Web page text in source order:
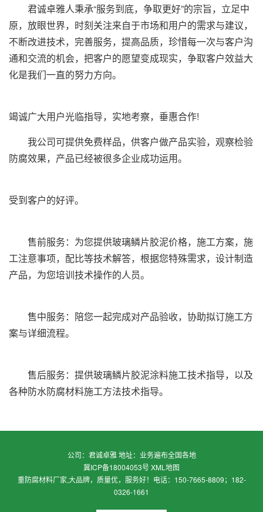
君诚卓雅人秉承“服务到底，争取更好”的宗旨，立足中
原，放眼世界，时刻关注来自于市场和用户的需求与建议，
不断改进技术，完善服务，提高品质，珍惜每一次与客户沟
通和交流的机会，把客户的愿望变成现实，争取客户效益大
化是我们一直的努力方向。
竭诚广大用户光临指导，实地考察，垂惠合作!
我公司可提供免费样品，供客户做产品实验，观察检验
防腐效果，产品已经被很多企业成功运用。
受到客户的好评。
售前服务：为您提供玻璃鳞片胶泥价格，施工方案，施
工注意事项，配比等技术解答，根据您特殊需求，设计制造
产品，为您培训技术操作的人员。
售中服务：陪您一起完成对产品验收，协助拟订施工方
案与详细流程。
售后服务：提供玻璃鳞片胶泥涂料施工技术指导，以及
各种防水防腐材料施工方法技术指导。
公司：君诚卓雅 地址：业务遍布全国各地
冀ICP备18004053号XML地图
重防腐材料厂家,大品牌，质量优，服务好！电话：150-7665-8809；182-
0326-1661